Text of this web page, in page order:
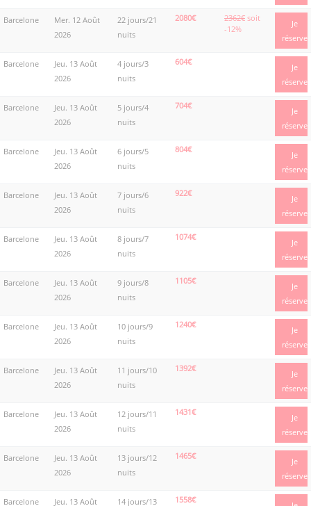
Barcelone
Mer. 12 Août
2026
22 jours/21
nuits
2080€ 2362€ soit
-12%
Je
réserve
Barcelone
Jeu. 13 Août
2026
4 jours/3
nuits
604€
Je
réserve
Barcelone
Jeu. 13 Août
2026
5 jours/4
nuits
704€
Je
réserve
Barcelone
Jeu. 13 Août
2026
6 jours/5
nuits
804€
Je
réserve
Barcelone
Jeu. 13 Août
2026
7 jours/6
nuits
922€
Je
réserve
Barcelone
Jeu. 13 Août
2026
8 jours/7
nuits
1074€
Je
réserve
Barcelone
Jeu. 13 Août
2026
9 jours/8
nuits
1105€
Je
réserve
Barcelone
Jeu. 13 Août
2026
10 jours/9
nuits
1240€
Je
réserve
Barcelone
Jeu. 13 Août
2026
11 jours/10
nuits
1392€
Je
réserve
Barcelone
Jeu. 13 Août
2026
12 jours/11
nuits
1431€
Je
réserve
Barcelone
Jeu. 13 Août
2026
13 jours/12
nuits
1465€
Je
réserve
Barcelone Jeu. 13 Août 14 jours/13 1558€